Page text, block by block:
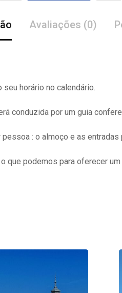
Avaliações (0)
seu horário no calendário.
conduzida por um guia
pessoa : o almoço e as
que podemos para oferecer